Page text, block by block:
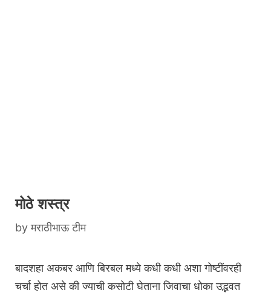
मोठे शस्त्र
byमराठीभाऊ टीम
बादशहा अकबर आणि बिरबल मध्ये कधी कधी अशा गोष्टींवरही
चर्चा होत असे की ज्याची कसोटी घेताना जिवाचा धोका उद्भवत